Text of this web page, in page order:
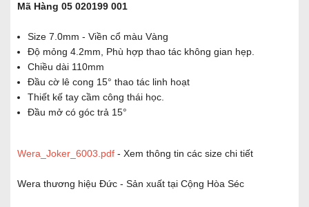
Mã Hàng 05 020199 001
Size 7.0mm - Viền cổ màu Vàng
Độ mỏng 4.2mm, Phù hợp thao tác không gian hẹp.
Chiều dài 110mm
Đầu cờ lê cong 15° thao tác linh hoạt
Thiết kế tay cầm công thái học.
Đầu mở có góc trả 15°
Wera_Joker_6003.pdf - Xem thông tin các size chi tiết
Wera thương hiệu Đức - Sản xuất tại Cộng Hòa Séc